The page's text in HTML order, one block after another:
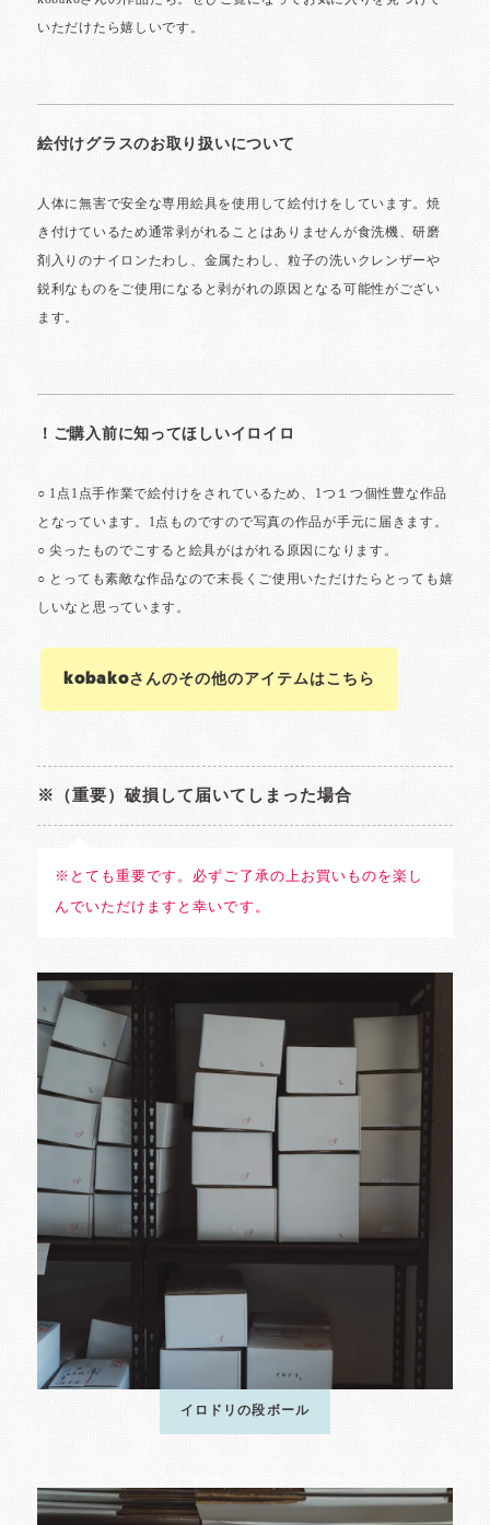
kobakoさんのその他のアイテムはこちら
※（重要）破損して届いてしまった場合
※とても重要です。必ずご了承の上お買いものを楽し
んでいただけますと幸いです。
イロドリの段ボール